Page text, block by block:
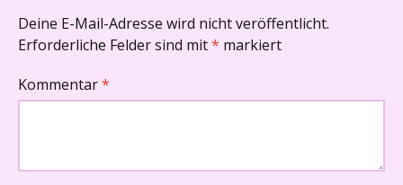
Deine E-Mail-Adresse wird nicht veröffentlicht.
Erforderliche Felder sind mit* markiert
Kommentar*